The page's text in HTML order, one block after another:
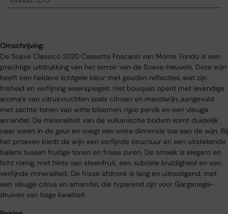
Omschrijving:
De Soave Classico 2020 Cassette Foscarin van Monte Tondo is een
prachtige uitdrukking van het terroir van de Soave-heuvels. Deze wijn
heeft een heldere lichtgele kleur met gouden reflecties, wat zijn
frisheid en verfijning weerspiegelt. Het bouquet opent met levendige
aroma’s van citrusvruchten zoals citroen en mandarijn, aangevuld
met zachte tonen van witte bloemen, rijpe perzik en een vleugje
amandel. De mineraliteit van de vulkanische bodem komt duidelijk
naar voren in de geur en voegt een extra dimensie toe aan de wijn. Bij
het proeven biedt de wijn een verfijnde structuur en een uitstekende
balans tussen fruitige tonen en frisse zuren. De smaak is elegant en
licht romig, met hints van steenfruit, een subtiele kruidigheid en een
verfijnde mineraliteit. De frisse afdronk is lang en uitnodigend, met
een vleugje citrus en amandel, die typerend zijn voor Garganega-
druiven van hoge kwaliteit.